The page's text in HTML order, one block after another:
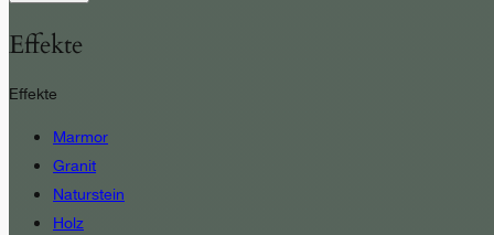
Effekte
Effekte
Marmor
Granit
Naturstein
Holz